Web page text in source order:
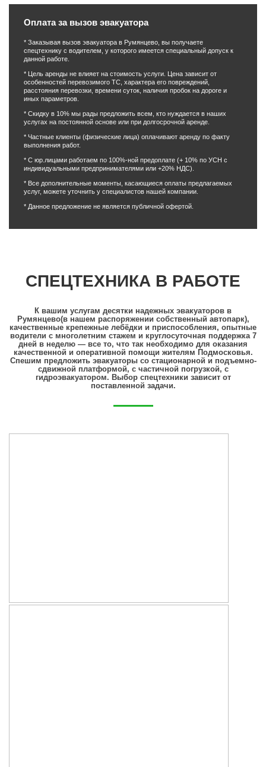
Оплата за вызов эвакуатора
* Заказывая вызов эвакуатора в Румянцево, вы получаете
спецтехнику с водителем, у которого имеется специальный допуск к
данной работе.
* Цель аренды не влияет на стоимость услуги. Цена зависит от
особенностей перевозимого ТС, характера его повреждений,
расстояния перевозки, времени суток, наличия пробок на дороге и
иных параметров.
* Скидку в 10% мы рады предложить всем, кто нуждается в наших
услугах на постоянной основе или при долгосрочной аренде.
* Частные клиенты (физические лица) оплачивают аренду по факту
выполнения работ.
* С юр.лицами работаем по 100%-ной предоплате (+ 10% по УСН с
индивидуальными предпринимателями или +20% НДС).
* Все дополнительные моменты, касающиеся оплаты предлагаемых
услуг, можете уточнить у специалистов нашей компании.
* Данное предложение не является публичной офертой.
СПЕЦТЕХНИКА В РАБОТЕ
К вашим услугам десятки надежных эвакуаторов в
Румянцево(в нашем распоряжении собственный автопарк),
качественные крепежные лебёдки и приспособления, опытные
водители с многолетним стажем и круглосуточная поддержка 7
дней в неделю — все то, что так необходимо для оказания
качественной и оперативной помощи жителям Подмосковья.
Спешим предложить эвакуаторы со стационарной и подъемно-
сдвижной платформой, с частичной погрузкой, с
гидроэвакуатором. Выбор спецтехники зависит от
поставленной задачи.